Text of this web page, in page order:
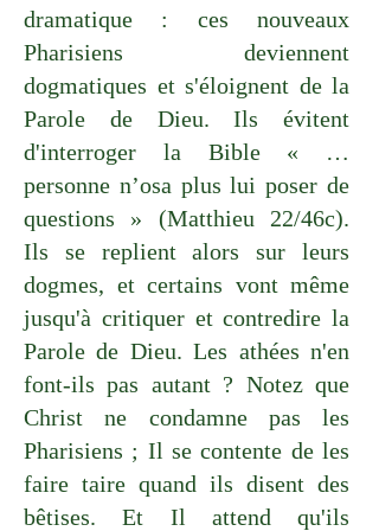
dramatique : ces nouveaux
Pharisiens deviennent
dogmatiques et s'éloignent de la
Parole de Dieu. Ils évitent
d'interroger la Bible « …
personne n’osa plus lui poser de
questions » (Matthieu 22/46c).
Ils se replient alors sur leurs
dogmes, et certains vont même
jusqu'à critiquer et contredire la
Parole de Dieu. Les athées n'en
font-ils pas autant ? Notez que
Christ ne condamne pas les
Pharisiens ; Il se contente de les
faire taire quand ils disent des
bêtises. Et Il attend qu'ils